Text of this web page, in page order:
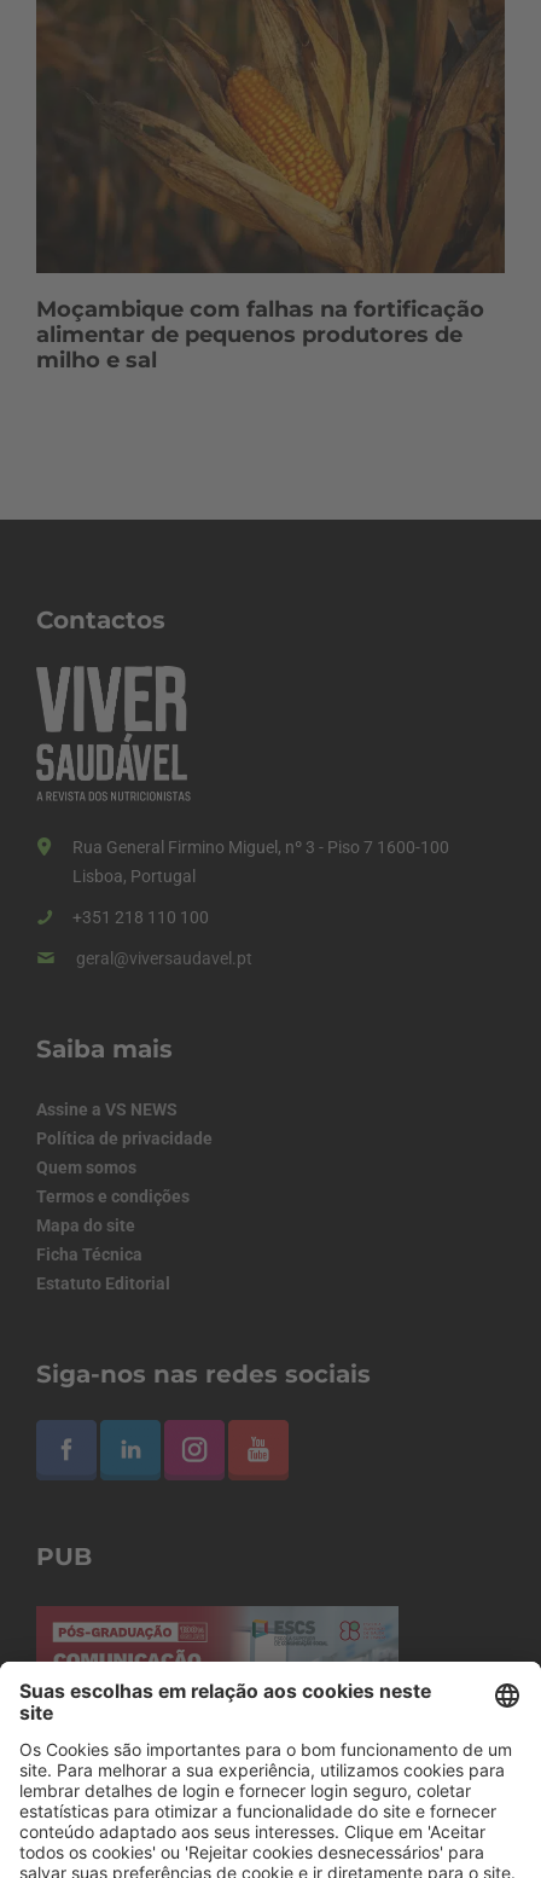
Moçambique com falhas na fortificação
alimentar de pequenos produtores de
milho e sal
Contactos
Rua General Firmino Miguel, nº 3 - Piso 7 1600-100
Lisboa, Portugal
+351 218 110 100
geral@viversaudavel.pt
Saiba mais
Assine a VS NEWS
Política de privacidade
Quem somos
Termos e condições
Mapa do site
Ficha Técnica
Estatuto Editorial
Siga-nos nas redes sociais
PUB